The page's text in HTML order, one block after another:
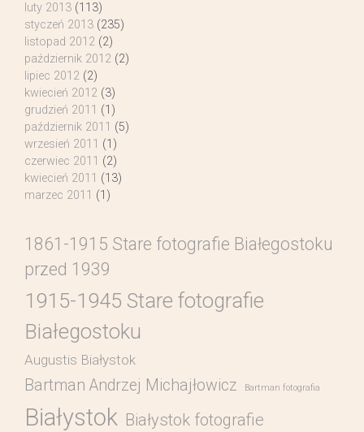
luty 2013 (113)
styczeń 2013 (235)
listopad 2012 (2)
październik 2012 (2)
lipiec 2012 (2)
kwiecień 2012 (3)
grudzień 2011 (1)
październik 2011 (5)
wrzesień 2011 (1)
czerwiec 2011 (2)
kwiecień 2011 (13)
marzec 2011 (1)
1861-1915 Stare fotografie Białegostoku
przed 1939
1915-1945 Stare fotografie
Białegostoku
Augustis Białystok
Bartman Andrzej Michajłowicz Bartman fotografia
Białystok Białystok fotografie